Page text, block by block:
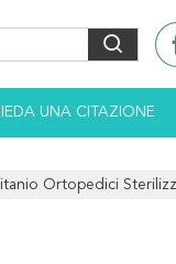
UNA CITAZIONE
Ortopedici